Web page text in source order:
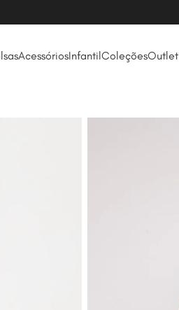
AcessóriosInfantilColeçõesOutlet